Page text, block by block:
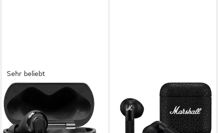
Sehr beliebt
JBL
TOUR PRO 3 TWS wireless
In-Ear-Kopfhörer (Active
Noise Cancelling (ANC),
Minor IV True Wireless
wireless In-Ear-Kopfhörer
(Multi-Point-Verbindung, True